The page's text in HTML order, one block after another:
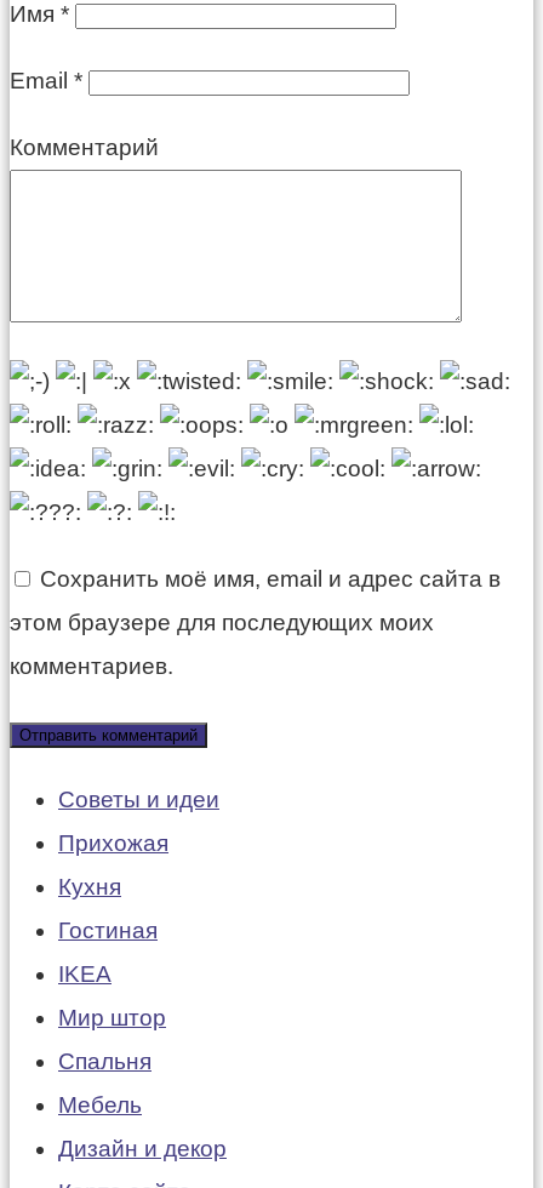
Имя *
Email *
Комментарий
Сохранить моё имя, email и адрес сайта в
этом браузере для последующих моих
комментариев.
Советы и идеи
Прихожая
Кухня
Гостиная
IKEA
Мир штор
Спальня
Мебель
Дизайн и декор